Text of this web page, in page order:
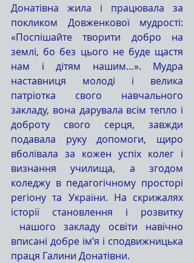
Донатівна жила і працювала за
покликом Довженкової мудрості:
«Поспішайте творити добро на
землі, бо без цього не буде щастя
нам і дітям нашим…». Мудра
наставниця молоді і велика
патріотка свого навчального
закладу, вона дарувала всім тепло і
доброту свого серця, завжди
подавала руку допомоги, щиро
вболівала за кожен успіх колег і
визнання училища, а згодом
коледжу в педагогічному просторі
регіону та України. На скрижалях
історії становлення і розвитку
нашого закладу освіти навічно
вписані добре ім’я і сподвижницька
праця Галини Донатівни.